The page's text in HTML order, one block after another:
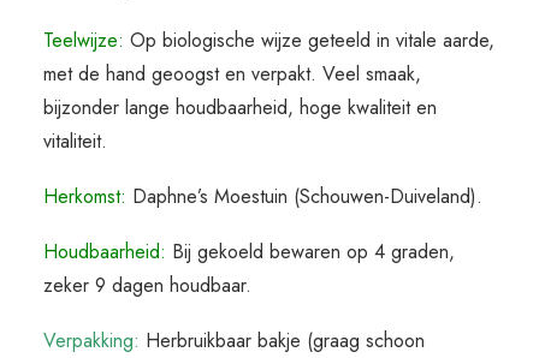
Teelwijze: Op biologische wijze geteeld in vitale aarde,
met de hand geoogst en verpakt. Veel smaak,
bijzonder lange houdbaarheid, hoge kwaliteit en
vitaliteit.
Herkomst: Daphne’s Moestuin (Schouwen-Duiveland).
Houdbaarheid: Bij gekoeld bewaren op 4 graden,
zeker 9 dagen houdbaar.
Verpakking: Herbruikbaar bakje (graag schoon